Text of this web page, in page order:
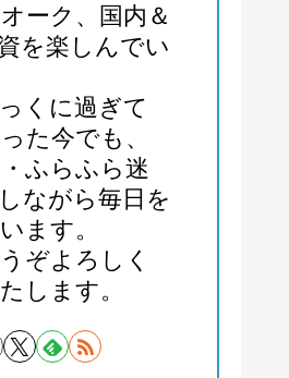
ーク、国内＆
を楽しんでい
くに過ぎて
た今でも、
ふらふら迷
ながら毎日を
ます。
ぞよろしく
します。